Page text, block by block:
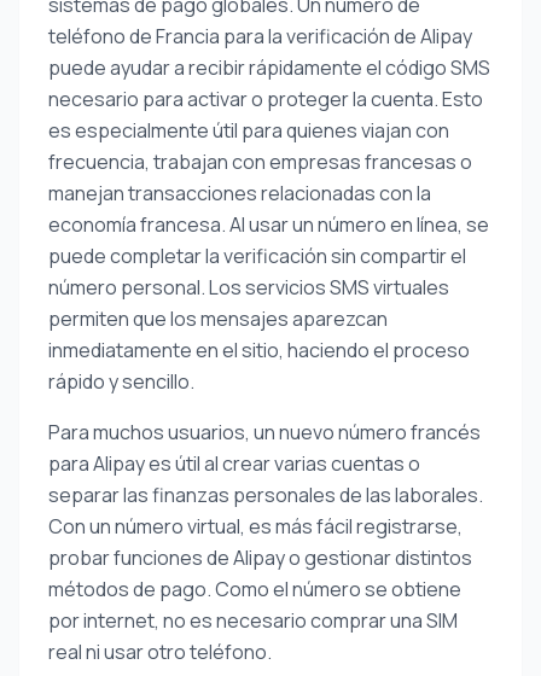
teléfono de Francia para la verificación de Alipay
puede ayudar a recibir rápidamente el código SMS
necesario para activar o proteger la cuenta. Esto
es especialmente útil para quienes viajan con
frecuencia, trabajan con empresas francesas o
manejan transacciones relacionadas con la
economía francesa. Al usar un número en línea, se
puede completar la verificación sin compartir el
número personal. Los servicios SMS virtuales
permiten que los mensajes aparezcan
inmediatamente en el sitio, haciendo el proceso
rápido y sencillo.
Para muchos usuarios, un nuevo número francés
para Alipay es útil al crear varias cuentas o
separar las finanzas personales de las laborales.
Con un número virtual, es más fácil registrarse,
probar funciones de Alipay o gestionar distintos
métodos de pago. Como el número se obtiene
por internet, no es necesario comprar una SIM
real ni usar otro teléfono.